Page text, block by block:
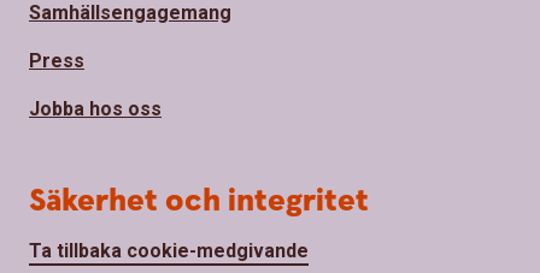
Samhällsengagemang
Press
Jobba hos oss
Säkerhet och integritet
Ta tillbaka cookie-medgivande